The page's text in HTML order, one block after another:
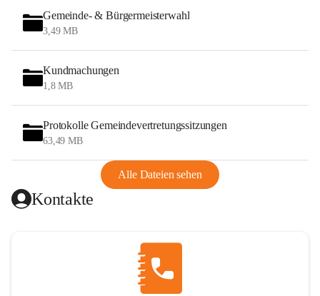
Gemeinde- & Bürgermeisterwahl
3,49 MB
Kundmachungen
1,8 MB
Protokolle Gemeindevertretungssitzungen
63,49 MB
Alle Dateien sehen
Kontakte